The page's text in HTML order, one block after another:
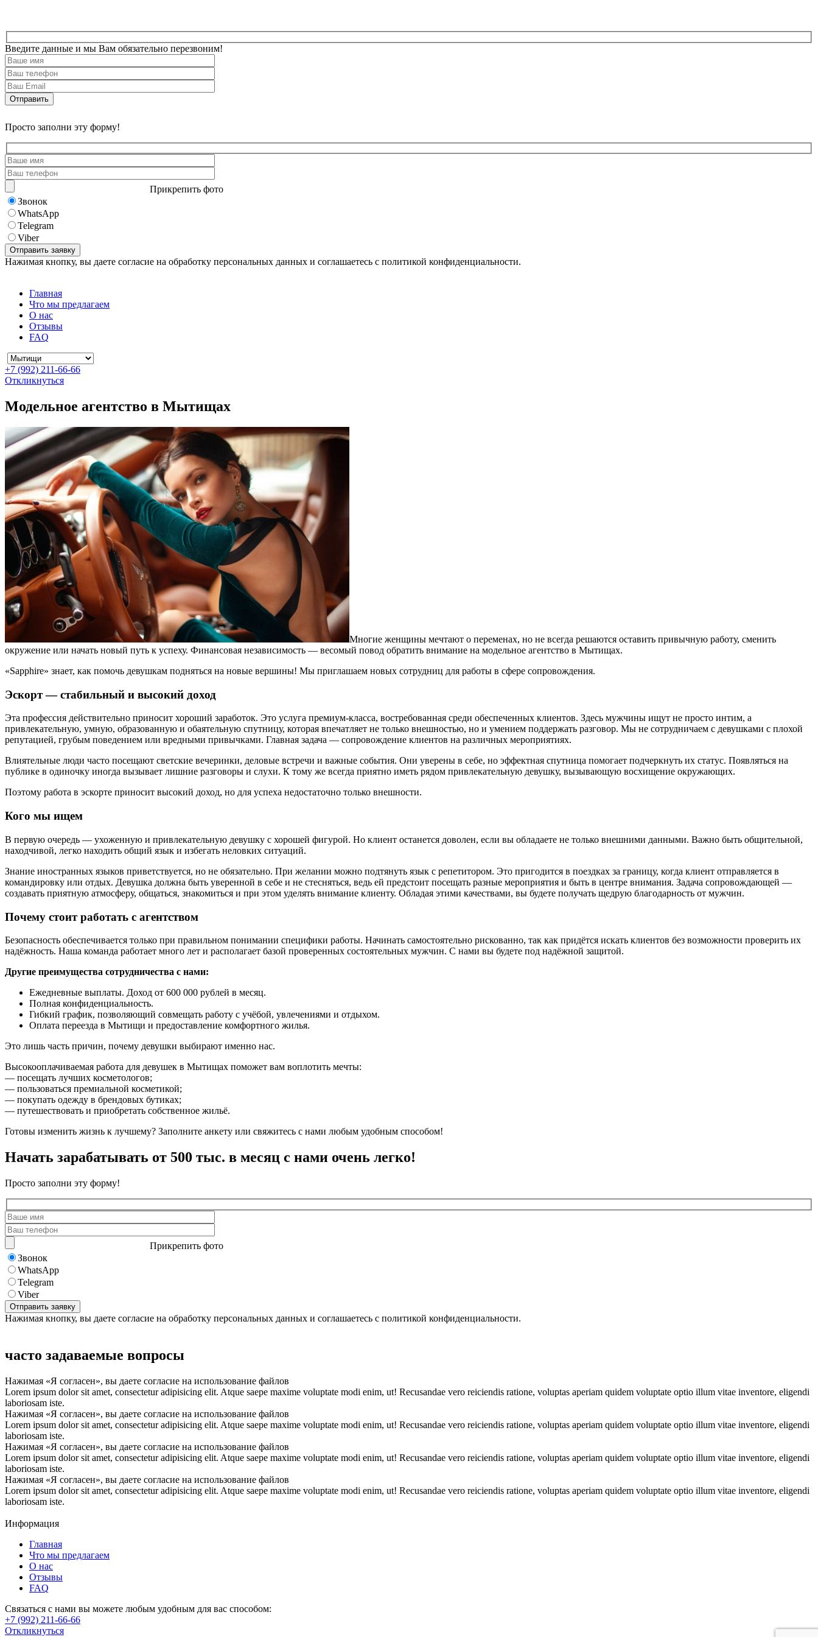
Введите данные и мы Вам обязательно перезвоним!
Просто заполни эту форму!
Прикрепить фото
Звонок
WhatsApp
Telegram
Viber
Нажимая кнопку, вы даете согласие на обработку персональных данных и соглашаетесь с политикой конфиденциальности.
Главная
Что мы предлагаем
О нас
Отзывы
FAQ
+7 (992) 211-66-66
Откликнуться
Модельное агентство в Мытищах
Многие женщины мечтают о переменах, но не всегда решаются оставить привычную работу, сменить
окружение или начать новый путь к успеху. Финансовая независимость — весомый повод обратить внимание на модельное агентство в Мытищах.
«Sapphire» знает, как помочь девушкам подняться на новые вершины! Мы приглашаем новых сотрудниц для работы в сфере сопровождения.
Эскорт — стабильный и высокий доход
Эта профессия действительно приносит хороший заработок. Это услуга премиум-класса, востребованная среди обеспеченных клиентов. Здесь мужчины ищут не просто интим, а
привлекательную, умную, образованную и обаятельную спутницу, которая впечатляет не только внешностью, но и умением поддержать разговор. Мы не сотрудничаем с девушками с плохой
репутацией, грубым поведением или вредными привычками. Главная задача — сопровождение клиентов на различных мероприятиях.
Влиятельные люди часто посещают светские вечеринки, деловые встречи и важные события. Они уверены в себе, но эффектная спутница помогает подчеркнуть их статус. Появляться на
публике в одиночку иногда вызывает лишние разговоры и слухи. К тому же всегда приятно иметь рядом привлекательную девушку, вызывающую восхищение окружающих.
Поэтому работа в эскорте приносит высокий доход, но для успеха недостаточно только внешности.
Кого мы ищем
В первую очередь — ухоженную и привлекательную девушку с хорошей фигурой. Но клиент останется доволен, если вы обладаете не только внешними данными. Важно быть общительной,
находчивой, легко находить общий язык и избегать неловких ситуаций.
Знание иностранных языков приветствуется, но не обязательно. При желании можно подтянуть язык с репетитором. Это пригодится в поездках за границу, когда клиент отправляется в
командировку или отдых. Девушка должна быть уверенной в себе и не стесняться, ведь ей предстоит посещать разные мероприятия и быть в центре внимания. Задача сопровождающей —
создавать приятную атмосферу, общаться, знакомиться и при этом уделять внимание клиенту. Обладая этими качествами, вы будете получать щедрую благодарность от мужчин.
Почему стоит работать с агентством
Безопасность обеспечивается только при правильном понимании специфики работы. Начинать самостоятельно рискованно, так как придётся искать клиентов без возможности проверить их
надёжность. Наша команда работает много лет и располагает базой проверенных состоятельных мужчин. С нами вы будете под надёжной защитой.
Другие преимущества сотрудничества с нами:
Ежедневные выплаты. Доход от 600 000 рублей в месяц.
Полная конфиденциальность.
Гибкий график, позволяющий совмещать работу с учёбой, увлечениями и отдыхом.
Оплата переезда в Мытищи и предоставление комфортного жилья.
Это лишь часть причин, почему девушки выбирают именно нас.
Высокооплачиваемая работа для девушек в Мытищах поможет вам воплотить мечты:
— посещать лучших косметологов;
— пользоваться премиальной косметикой;
— покупать одежду в брендовых бутиках;
— путешествовать и приобретать собственное жильё.
Готовы изменить жизнь к лучшему? Заполните анкету или свяжитесь с нами любым удобным способом!
Начать зарабатывать от 500 тыс. в месяц с нами очень легко!
Просто заполни эту форму!
Прикрепить фото
Звонок
WhatsApp
Telegram
Viber
Нажимая кнопку, вы даете согласие на обработку персональных данных и соглашаетесь с политикой конфиденциальности.
часто задаваемые вопросы
Нажимая «Я согласен», вы даете согласие на использование файлов
Lorem ipsum dolor sit amet, consectetur adipisicing elit. Atque saepe maxime voluptate modi enim, ut! Recusandae vero reiciendis ratione, voluptas aperiam quidem voluptate optio illum vitae inventore, eligendi
laboriosam iste.
Нажимая «Я согласен», вы даете согласие на использование файлов
Lorem ipsum dolor sit amet, consectetur adipisicing elit. Atque saepe maxime voluptate modi enim, ut! Recusandae vero reiciendis ratione, voluptas aperiam quidem voluptate optio illum vitae inventore, eligendi
laboriosam iste.
Нажимая «Я согласен», вы даете согласие на использование файлов
Lorem ipsum dolor sit amet, consectetur adipisicing elit. Atque saepe maxime voluptate modi enim, ut! Recusandae vero reiciendis ratione, voluptas aperiam quidem voluptate optio illum vitae inventore, eligendi
laboriosam iste.
Нажимая «Я согласен», вы даете согласие на использование файлов
Lorem ipsum dolor sit amet, consectetur adipisicing elit. Atque saepe maxime voluptate modi enim, ut! Recusandae vero reiciendis ratione, voluptas aperiam quidem voluptate optio illum vitae inventore, eligendi
laboriosam iste.
Информация
Главная
Что мы предлагаем
О нас
Отзывы
FAQ
Связаться с нами вы можете любым удобным для вас способом:
+7 (992) 211-66-66
Откликнуться